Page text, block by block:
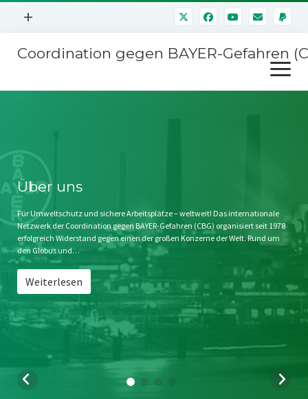
Menü
+
Mitmachen
Kontakt
Impressum
Störfälle
Coordination gegen BAYER-Gefahren
Menü
öffnen
Stichwort BAYER
Jahrestagung
SPENDEN
Über uns
Für Umweltschutz und sichere Arbeitsplätze – weltweit! Das internationale
Netzwerk der Coordination gegen BAYER-Gefahren (CBG) organisiert seit 1978
erfolgreich Widerstand gegen einen der großen Konzerne der Welt. Rund um
den Globus und…
Weiterlesen